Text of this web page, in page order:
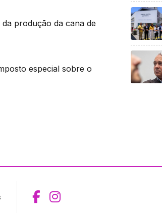
produção da cana de
especial sobre o
Aceder ao
Aceder ao